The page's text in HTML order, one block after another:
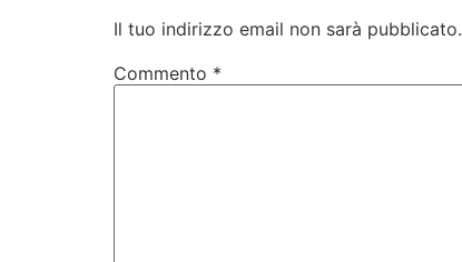
Il tuo indirizzo email non sarà pubblicato.
Commento *